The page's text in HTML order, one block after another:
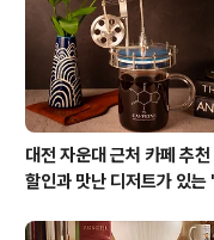
송정현 #카페쿠아 #QUA #쿠
대전 자운대 근처 카페 추
할인과 맛난 디저트가 있는